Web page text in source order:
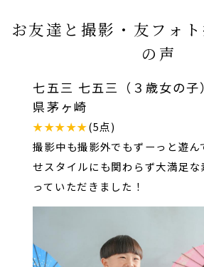
お友達と撮影・友フォ
の声
七五三 七五三（３歳女の
県茅ヶ崎
★★★★★(5点)
撮影中も撮影外でもずーっと遊ん
せスタイルにも関わらず大満足
っていただきました！